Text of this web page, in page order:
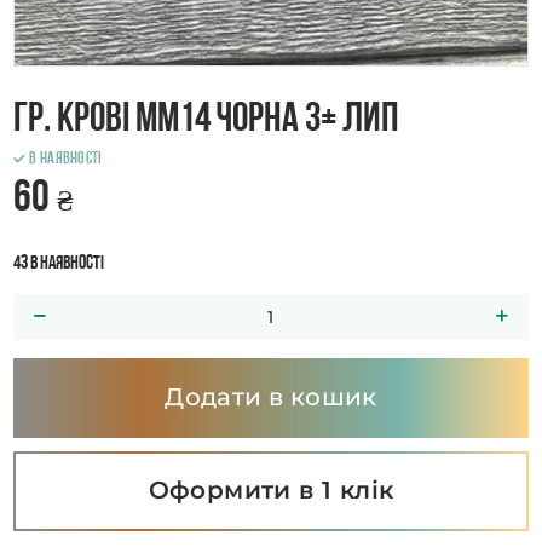
Гр. крові ММ14 чорна 3+ лип
В наявності
60 ₴
43 в наявності
Додати в кошик
Оформити в 1 клік